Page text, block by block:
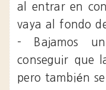
al entrar en
vaya al fondo
- Bajamos
conseguir que
pero también